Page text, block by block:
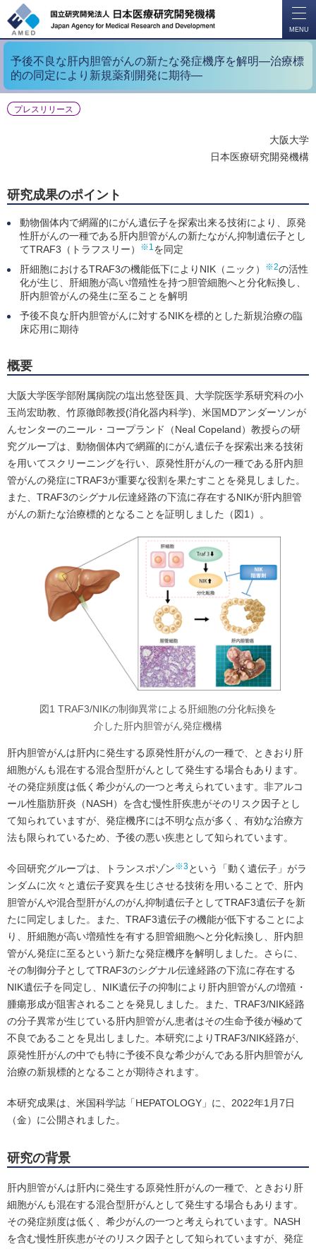
MENU
予後不良な肝内胆管がんの新たな発症機序を解明―治療標
的の同定により新規薬剤開発に期待―
プレスリリース
大阪大学
日本医療研究開発機構
研究成果のポイント
動物個体内で網羅的にがん遺伝子を探索出来る技術により、原発
性肝がんの一種である肝内胆管がんの新たながん抑制遺伝子とし
てTRAF3（トラフスリー）
※1を同定
肝細胞におけるTRAF3の機能低下によりNIK（ニック）
※2の活性
化が生じ、肝細胞が高い増殖性を持つ胆管細胞へと分化転換し、
肝内胆管がんの発生に至ることを解明
予後不良な肝内胆管がんに対するNIKを標的とした新規治療の臨
床応用に期待
概要
大阪大学医学部附属病院の塩出悠登医員、大学院医学系研究科の小
玉尚宏助教、竹原徹郎教授(消化器内科学)、米国MDアンダーソンが
んセンターのニール・コープランド（Neal Copeland）教授らの研
究グループは、動物個体内で網羅的にがん遺伝子を探索出来る技術
を用いてスクリーニングを行い、原発性肝がんの一種である肝内胆
管がんの発症にTRAF3が重要な役割を果たすことを発見しました。
また、TRAF3のシグナル伝達経路の下流に存在するNIKが肝内胆管
がんの新たな治療標的となることを証明しました（図1）。
図1 TRAF3/NIKの制御異常による肝細胞の分化転換を
介した肝内胆管がん発症機構
肝内胆管がんは肝内に発生する原発性肝がんの一種で、ときおり肝
細胞がんも混在する混合型肝がんとして発生する場合もあります。
その発症頻度は低く希少がんの一つと考えられています。非アルコ
ール性脂肪肝炎（NASH）を含む慢性肝疾患がそのリスク因子とし
て知られていますが、発症機序には不明な点が多く、有効な治療方
法も限られているため、予後の悪い疾患として知られています。
今回研究グループは、トランスポゾン※3という「動く遺伝子」がラ
ンダムに次々と遺伝子変異を生じさせる技術を用いることで、肝内
胆管がんや混合型肝がんのがん抑制遺伝子としてTRAF3遺伝子を新
たに同定しました。また、TRAF3遺伝子の機能が低下することによ
り、肝細胞が高い増殖性を有する胆管細胞へと分化転換し、肝内胆
管がん発症に至るという新たな発症機序を解明しました。さらに、
その制御分子としてTRAF3のシグナル伝達経路の下流に存在する
NIK遺伝子を同定し、NIK遺伝子の抑制により肝内胆管がんの増殖・
腫瘍形成が阻害されることを発見しました。また、TRAF3/NIK経路
の分子異常が生じている肝内胆管がん患者はその生命予後が極めて
不良であることを見出しました。本研究によりTRAF3/NIK経路が、
原発性肝がんの中でも特に予後不良な希少がんである肝内胆管がん
治療の新規標的となることが期待されます。
本研究成果は、米国科学誌「HEPATOLOGY」に、2022年1月7日
（金）に公開されました。
研究の背景
肝内胆管がんは肝内に発生する原発性肝がんの一種で、ときおり肝
細胞がんも混在する混合型肝がんとして発生する場合もあります。
その発症頻度は低く、希少がんの一つと考えられています。NASH
を含む慢性肝疾患がそのリスク因子として知られていますが、発症